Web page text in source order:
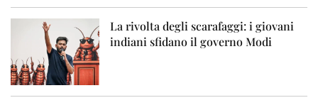
La rivolta degli scarafaggi: i giovani
indiani sfidano il governo Modi